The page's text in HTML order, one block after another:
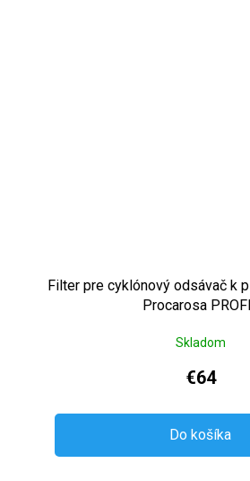
Filter pre cyklónový odsávač k
Procarosa
Skladom
€64
Do košíka